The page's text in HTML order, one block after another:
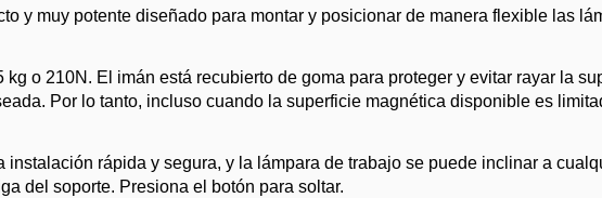
y muy potente diseñado para montar y posicionar de manera flexible las
o 210N. El imán está recubierto de goma para proteger y evitar rayar la
Por lo tanto, incluso cuando la superficie magnética disponible es
rápida y segura, y la lámpara de trabajo se puede inclinar a
del soporte. Presiona el botón para soltar.